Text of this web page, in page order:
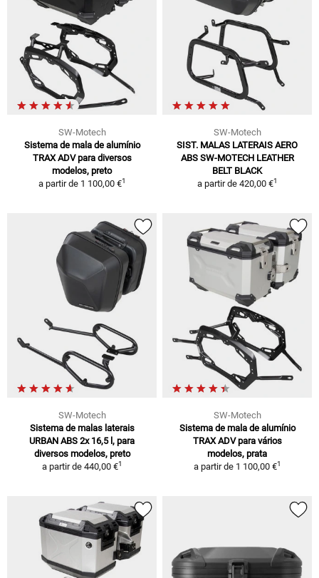
SW-Motech
Sistema de mala de alumínio
TRAX ADV para diversos
modelos, preto
a partir de 1 100,00 €1
SW-Motech
SIST. MALAS LATERAIS AERO
ABS SW-MOTECH LEATHER
BELT BLACK
a partir de 420,00 €1
SW-Motech
Sistema de malas laterais
URBAN ABS 2x 16,5 l, para
diversos modelos, preto
a partir de 440,00 €1
SW-Motech
Sistema de mala de alumínio
TRAX ADV para vários
modelos, prata
a partir de 1 100,00 €1